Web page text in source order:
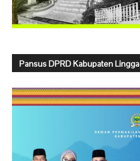
Pansus DPRD Kabupaten Lingga